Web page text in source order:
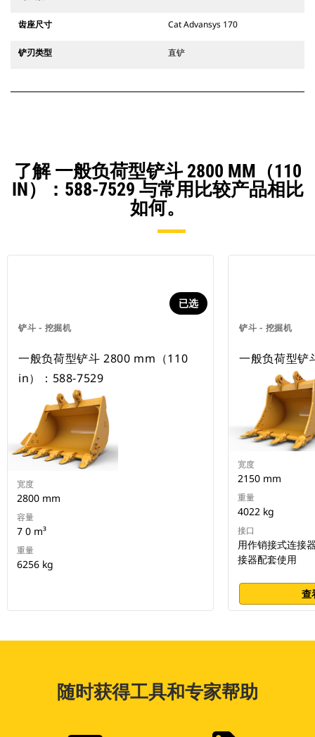
齿座尺寸 Cat Advansys 170
铲刃类型 直铲
了解 一般负荷型铲斗 2800 MM（110
IN）：588-7529 与常用比较产品相比
如何。
铲斗 - 挖掘机
已选
一般负荷型铲斗 2800 mm（110
in）：588-7529
宽度
2800 mm
容量
7 0 m³
重量
6256 kg
铲斗 - 挖掘机
一般负荷型
宽度
2150 mm
重量
4022 kg
接口
用作销接式连接
接器配套使用
查
随时获得工具和专家帮助